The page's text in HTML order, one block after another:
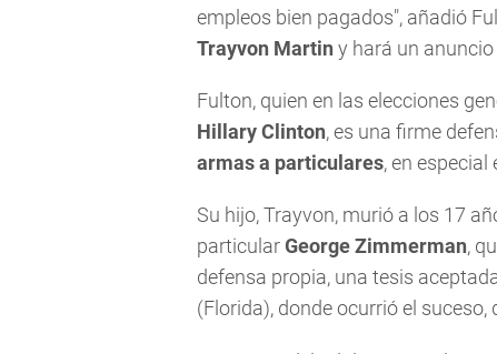
empleos bien pagados", añadió
Trayvon Martin y hará un
Fulton, quien en las elecciones
Hillary Clinton, es una firme
armas a particulares, en
Su hijo, Trayvon, murió a los 17
particularGeorge Zimmerman,
defensa propia, una tesis
(Florida), donde ocurrió el